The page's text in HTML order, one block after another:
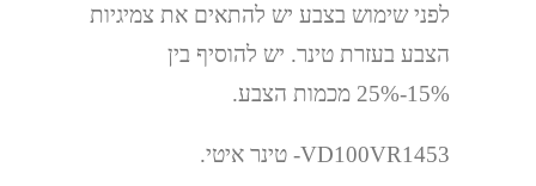
לפני שימוש בצבע יש להתאים את צמיגיות
הצבע בעזרת טינר. יש להוסיף בין
15%-25% מכמות הצבע.
VD100VR1453- טינר איטי.